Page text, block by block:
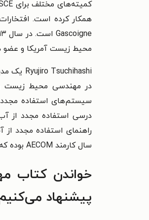
محیط زیست آمریکا و عضو
در مهندسی محیط زیست را
سیستم‌های استفاده مجدد
درسی استفاده مجدد از
سال کارمند AECOM بوده که در این مدت در پروژه‌های مختلف در ایالت متحده، استرالیا، اردن و کانادا فعالیت کرده است.
پیشنهاد